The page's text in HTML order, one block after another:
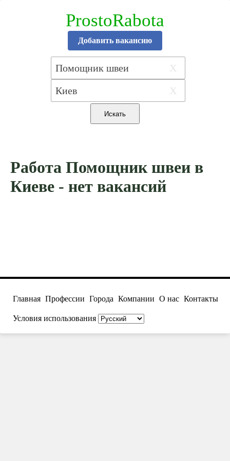
ProstoRabota
Добавить вакансию
X
X
Работа Помощник швеи в
Киеве - нет вакансий
Главная Профессии Города Компании О нас Контакты
Условия использования